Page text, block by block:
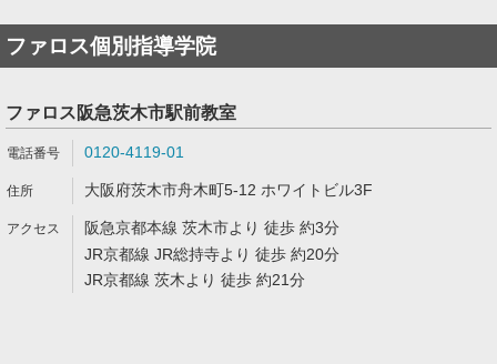
ファロス個別指導学院
ファロス阪急茨木市駅前教室
0120-4119-01
大阪府茨木市舟木町5-12 ホワイトビル3F
阪急京都本線 茨木市より 徒歩 約3分
JR京都線 JR総持寺より 徒歩 約20分
JR京都線 茨木より 徒歩 約21分